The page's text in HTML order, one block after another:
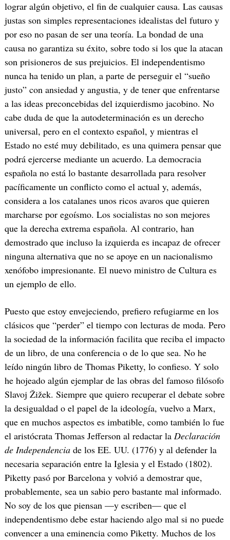
lograr algún objetivo, el fin de cualquier causa. Las causas
justas son simples representaciones idealistas del futuro y
por eso no pasan de ser una teoría. La bondad de una
causa no garantiza su éxito, sobre todo si los que la atacan
son prisioneros de sus prejuicios. El independentismo
nunca ha tenido un plan, a parte de perseguir el “sueño
justo” con ansiedad y angustia, y de tener que enfrentarse
a las ideas preconcebidas del izquierdismo jacobino. No
cabe duda de que la autodeterminación es un derecho
universal, pero en el contexto español, y mientras el
Estado no esté muy debilitado, es una quimera pensar que
podrá ejercerse mediante un acuerdo. La democracia
española no está lo bastante desarrollada para resolver
pacíficamente un conflicto como el actual y, además,
considera a los catalanes unos ricos avaros que quieren
marcharse por egoísmo. Los socialistas no son mejores
que la derecha extrema española. Al contrario, han
demostrado que incluso la izquierda es incapaz de ofrecer
ninguna alternativa que no se apoye en un nacionalismo
xenófobo impresionante. El nuevo ministro de Cultura es
un ejemplo de ello.
Puesto que estoy envejeciendo, prefiero refugiarme en los
clásicos que “perder” el tiempo con lecturas de moda. Pero
la sociedad de la información facilita que reciba el impacto
de un libro, de una conferencia o de lo que sea. No he
leído ningún libro de Thomas Piketty, lo confieso. Y solo
he hojeado algún ejemplar de las obras del famoso filósofo
Slavoj Žižek. Siempre que quiero recuperar el debate sobre
la desigualdad o el papel de la ideología, vuelvo a Marx,
que en muchos aspectos es imbatible, como también lo fue
el aristócrata Thomas Jefferson al redactar la Declaración
de Independenciade los EE. UU. (1776) y al defender la
necesaria separación entre la Iglesia y el Estado (1802).
Piketty pasó por Barcelona y volvió a demostrar que,
probablemente, sea un sabio pero bastante mal informado.
No soy de los que piensan —y escriben— que el
independentismo debe estar haciendo algo mal si no puede
convencer a una eminencia como Piketty. Muchos de los